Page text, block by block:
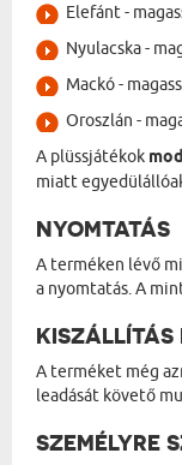
Elefánt -
Nyulacska -
Mackó -
Oroszlán -
A plüssjátékok
miatt
NYOMTATÁS
A terméken lévő
a nyomtatás. A
KISZÁLLÍTÁS
A terméket még
leadását követő
SZEMÉLYRE